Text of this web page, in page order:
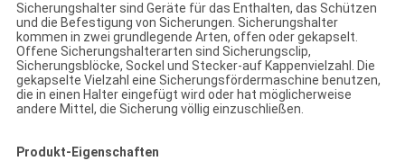
Sicherungshalter sind Geräte für das Enthalten, das Schützen
und die Befestigung von Sicherungen. Sicherungshalter
kommen in zwei grundlegende Arten, offen oder gekapselt.
Offene Sicherungshalterarten sind Sicherungsclip,
Sicherungsblöcke, Sockel und Stecker-auf Kappenvielzahl. Die
gekapselte Vielzahl eine Sicherungsfördermaschine benutzen,
die in einen Halter eingefügt wird oder hat möglicherweise
andere Mittel, die Sicherung völlig einzuschließen.
Produkt-Eigenschaften